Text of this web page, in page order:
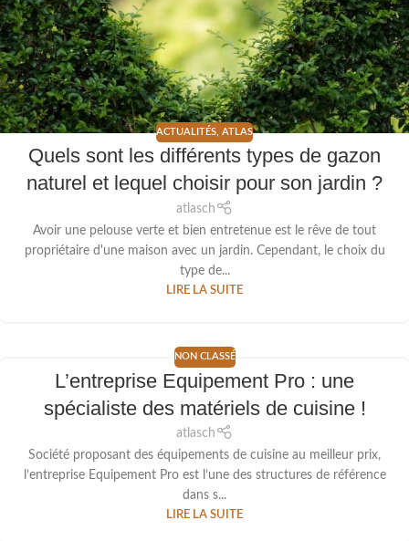
ACTUALITÉS ATLAS
Quels sont les différents types de gazon
naturel et lequel choisir pour son jardin ?
atlasch
Avoir une pelouse verte et bien entretenue est le rêve de tout
propriétaire d'une maison avec un jardin. Cependant, le choix du
type de...
LIRE LA SUITE
NON CLASSÉ
L’entreprise Equipement Pro : une
spécialiste des matériels de cuisine !
atlasch
Société proposant des équipements de cuisine au meilleur prix,
l’entreprise Equipement Pro est l’une des structures de référence
dans s...
LIRE LA SUITE